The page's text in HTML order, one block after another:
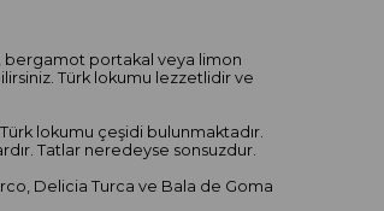
bergamot portakal veya limon
Türk lokumu lezzetlidir ve
lokumu çeşidi bulunmaktadır.
Tatlar neredeyse sonsuzdur.
Delicia Turca ve Bala de Goma